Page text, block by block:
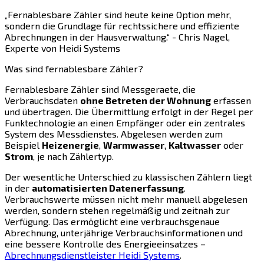
„Fernablesbare Zähler sind heute keine Option mehr,
sondern die Grundlage für rechtssichere und effiziente
Abrechnungen in der Hausverwaltung.“ - Chris Nagel,
Experte von Heidi Systems
Was sind fernablesbare Zähler?
Fernablesbare Zähler sind Messgeraete, die
Verbrauchsdaten ohne Betreten der Wohnung erfassen
und übertragen. Die Übermittlung erfolgt in der Regel per
Funktechnologie an einen Empfänger oder ein zentrales
System des Messdienstes. Abgelesen werden zum
Beispiel Heizenergie, Warmwasser, Kaltwasser oder
Strom, je nach Zählertyp.
Der wesentliche Unterschied zu klassischen Zählern liegt
in der automatisierten Datenerfassung.
Verbrauchswerte müssen nicht mehr manuell abgelesen
werden, sondern stehen regelmäßig und zeitnah zur
Verfügung. Das ermöglicht eine verbrauchsgenaue
Abrechnung, unterjährige Verbrauchsinformationen und
eine bessere Kontrolle des Energieeinsatzes –
Abrechnungsdienstleister Heidi Systems.